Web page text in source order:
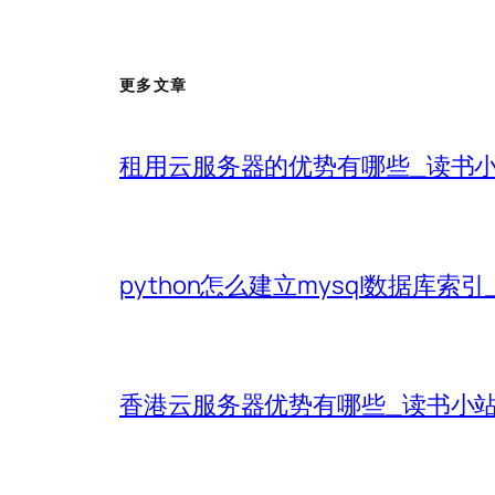
更多文章
租用云服务器的优势有哪些_读书
python怎么建立mysql数据库索引
香港云服务器优势有哪些_读书小